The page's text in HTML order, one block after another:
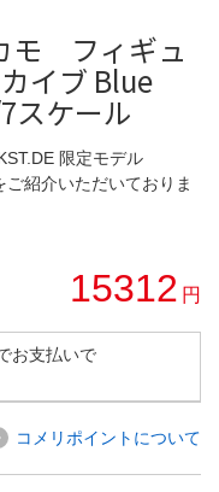
モ フィギュ
イブ Blue
スケール
限定モデル
紹介いただいておりま
15312 円
お支払いで
コメリポイントについて